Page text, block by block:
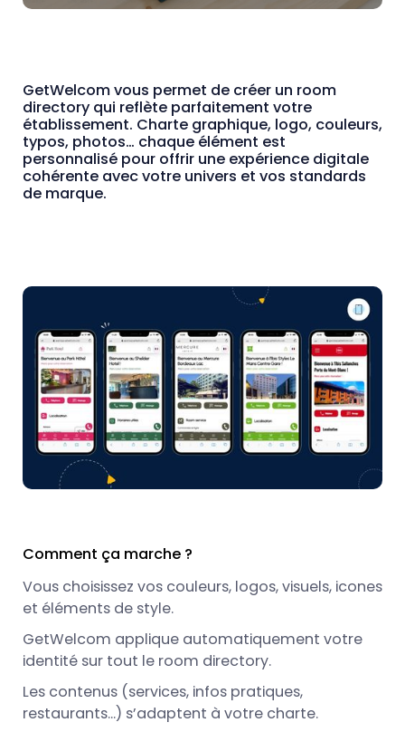
GetWelcom vous permet de créer un room
directory qui reflète parfaitement votre
établissement. Charte graphique, logo, couleurs,
typos, photos… chaque élément est
personnalisé pour offrir une expérience digitale
cohérente avec votre univers et vos standards
de marque.
Comment ça marche ?
Vous choisissez vos couleurs, logos, visuels, icones
et éléments de style.
GetWelcom applique automatiquement votre
identité sur tout le room directory.
Les contenus (services, infos pratiques,
restaurants…) s’adaptent à votre charte.